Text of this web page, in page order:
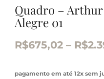
Quadro –
Alegre 01
R$675,02 – R$
pagamento em até 12x sem